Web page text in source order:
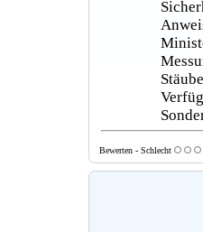
Bewerten - Schlecht